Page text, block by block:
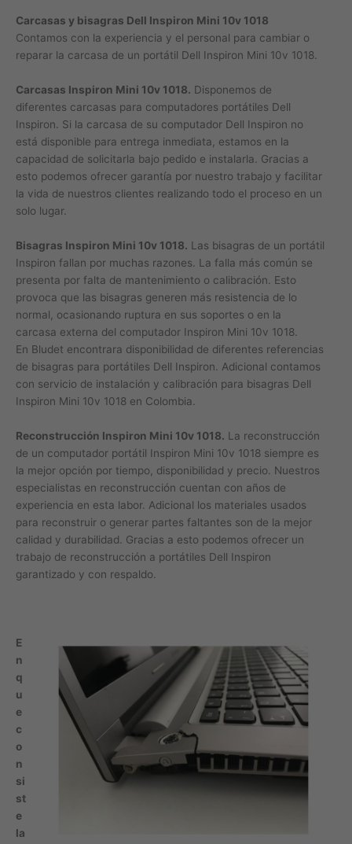
Carcasas y bisagras Dell Inspiron Mini 10v 1018
Contamos con la experiencia y el personal para cambiar o
reparar la carcasa de un portátil Dell Inspiron Mini 10v 1018.
Carcasas Inspiron Mini 10v 1018. Disponemos de
diferentes carcasas para computadores portátiles Dell
Inspiron. Si la carcasa de su computador Dell Inspiron no
está disponible para entrega inmediata, estamos en la
capacidad de solicitarla bajo pedido e instalarla. Gracias a
esto podemos ofrecer garantía por nuestro trabajo y facilitar
la vida de nuestros clientes realizando todo el proceso en un
solo lugar.
Bisagras Inspiron Mini 10v 1018. Las bisagras de un portátil
Inspiron fallan por muchas razones. La falla más común se
presenta por falta de mantenimiento o calibración. Esto
provoca que las bisagras generen más resistencia de lo
normal, ocasionando ruptura en sus soportes o en la
carcasa externa del computador Inspiron Mini 10v 1018.
En Bludet encontrara disponibilidad de diferentes referencias
de bisagras para portátiles Dell Inspiron. Adicional contamos
con servicio de instalación y calibración para bisagras Dell
Inspiron Mini 10v 1018 en Colombia.
Reconstrucción Inspiron Mini 10v 1018. La reconstrucción
de un computador portátil Inspiron Mini 10v 1018 siempre es
la mejor opción por tiempo, disponibilidad y precio. Nuestros
especialistas en reconstrucción cuentan con años de
experiencia en esta labor. Adicional los materiales usados
para reconstruir o generar partes faltantes son de la mejor
calidad y durabilidad. Gracias a esto podemos ofrecer un
trabajo de reconstrucción a portátiles Dell Inspiron
garantizado y con respaldo.
E
n
q
u
e
c
o
n
si
st
e
la